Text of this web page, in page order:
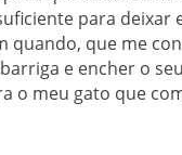
para deixar
quando, que me
e encher o
o meu gato que